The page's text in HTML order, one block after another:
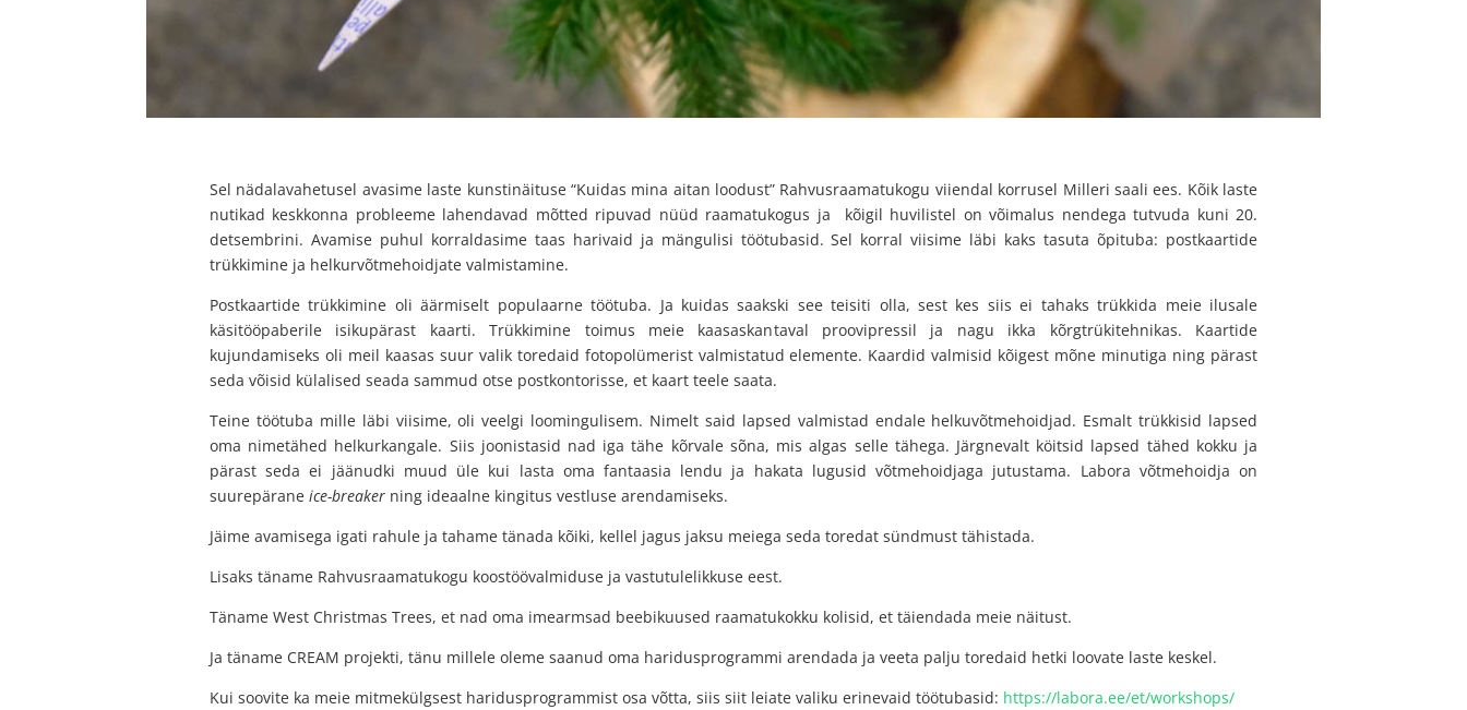
Sel nädalavahetusel avasime laste kunstinäituse “Kuidas mina aitan loodust” Rahvusraamatukogu viiendal korrusel Milleri saali ees. Kõik laste
nutikad keskkonna probleeme lahendavad mõtted ripuvad nüüd raamatukogus ja kõigil huvilistel on võimalus nendega tutvuda kuni 20.
detsembrini. Avamise puhul korraldasime taas harivaid ja mängulisi töötubasid.Sel korral viisime läbi kaks tasuta õpituba: postkaartide
trükkimine ja helkurvõtmehoidjate valmistamine.
Postkaartide trükkimine oli äärmiselt populaarne töötuba. Ja kuidas saakski see teisiti olla, sest kes siis ei tahaks trükkida meie ilusale
käsitööpaberile isikupärast kaarti. Trükkimine toimus meie kaasaskantaval proovipressil ja nagu ikka kõrgtrükitehnikas. Kaartide
kujundamiseks oli meil kaasas suur valik toredaid fotopolümerist valmistatud elemente. Kaardid valmisid kõigest mõne minutiga ning pärast
seda võisid külalised seada sammud otse postkontorisse, et kaart teele saata.
Teine töötuba mille läbi viisime, oli veelgi loomingulisem. Nimelt said lapsed valmistad endale helkuvõtmehoidjad. Esmalt trükkisid lapsed
oma nimetähed helkurkangale. Siis joonistasid nad iga tähe kõrvale sõna, mis algas selle tähega. Järgnevalt köitsid lapsed tähed kokku ja
pärast seda ei jäänudki muud üle kui lasta oma fantaasia lendu ja hakata lugusid võtmehoidjaga jutustama. Labora võtmehoidja on
suurepärane ice-breaker ning ideaalne kingitus vestluse arendamiseks.
Jäime avamisega igati rahule ja tahame tänada kõiki, kellel jagus jaksu meiega seda toredat sündmust tähistada.
Lisaks täname Rahvusraamatukogu koostöövalmiduse ja vastutulelikkuse eest.
Täname West Christmas Trees, et nad oma imearmsad beebikuused raamatukokku kolisid, et täiendada meie näitust.
Ja täname CREAM projekti, tänu millele oleme saanud oma haridusprogrammi arendada ja veeta palju toredaid hetki loovate laste keskel.
Kui soovite ka meie mitmekülgsest haridusprogrammist osa võtta, siis siit leiate valiku erinevaid töötubasid: https://labora.ee/et/workshops/